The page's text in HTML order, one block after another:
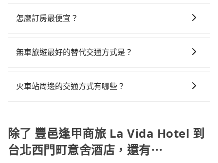
時1小時51分鐘。選擇搭乘高鐵而不預約包車，不僅每人
兩位乘車，也可參考tripool的拼車共乘服務，最多可再
體驗較差的車款，如果人數超過四位，更是沒有較大的
或者撞凹的車門仍未被修理，每一次租車都好像在開樂
到停車位，對於急著用車或者要載其他乘客的人來說就
時，就顯得非常不便。
有27%會採現場議價，建議最好先上網預約，以免當場
門町意舍酒店的最佳選擇。
沒有到達海拔1500公里以上的山區，行程都是可以依照
怎麼訂房最便宜？
OTA (online travel agent) 來完成，除了可以快速依據
會員或者使用特定的信用卡，還可以累積點數做現金回
完後預定就完成，事先不用電話確認空房，事後也不用
告知付款完畢，一切都能在網路上操作。但有些較冷門
或規模較小的飯店，有可能再多平台同時上架而發生超
無車旅遊最好的替代交通方式是？
看您旅遊的目的地而定。您可以善用大眾運輸，例如：
火車站周邊的交通方式有哪些？
站，相對便宜經濟。 計程車：乘坐計程車到達或離開火
車站，方便快捷但昂貴。 捷運/輕軌：通過捷運或輕軌到
達或離開火車站，快捷便利。 包車：預定包車到達或離
除了 豐邑逢甲商旅 La Vida Hotel 到
台北西門町意舍酒店，還有⋯